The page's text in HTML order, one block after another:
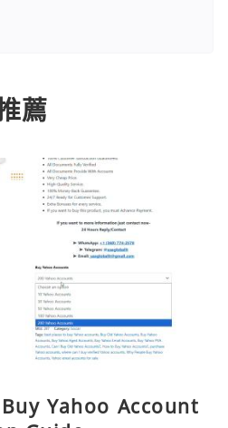
薦
Yahoo Account